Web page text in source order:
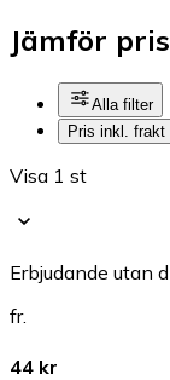
Jämför
Alla filter
Pris inkl. frakt
Visa 1 st
Erbjudande utan
fr.
44 kr